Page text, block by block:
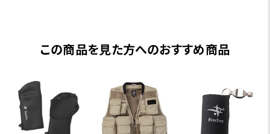
この商品を見た方へのおすすめ商品